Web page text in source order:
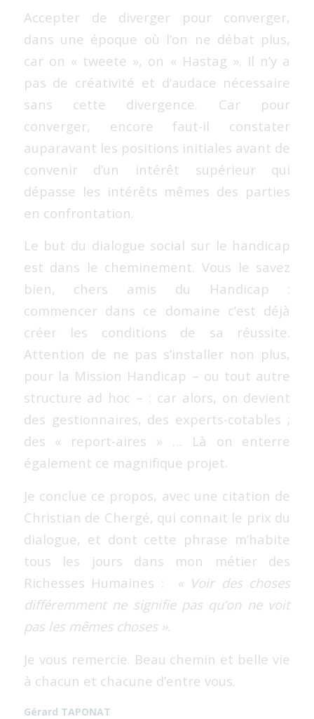
Accepter de diverger pour converger,
dans une époque où l’on ne débat plus,
car on « tweete », on « Hastag ». Il n’y a
pas de créativité et d’audace nécessaire
sans cette divergence. Car pour
converger, encore faut-il constater
auparavant les positions initiales avant de
convenir d’un intérêt supérieur qui
dépasse les intérêts mêmes des parties
en confrontation.
Le but du dialogue social sur le handicap
est dans le cheminement. Vous le savez
bien, chers amis du Handicap :
commencer dans ce domaine c’est déjà
créer les conditions de sa réussite.
Attention de ne pas s’installer non plus,
pour la Mission Handicap – ou tout autre
structure ad hoc – : car alors, on devient
des gestionnaires, des experts-cotables ;
des « report-aires » … Là on enterre
également ce magnifique projet.
Je conclue ce propos, avec une citation de
Christian de Chergé, qui connait le prix du
dialogue, et dont cette phrase m’habite
tous les jours dans mon métier des
Richesses Humaines :
« Voir des choses
différemment ne signifie pas qu’on ne voit
pas les mêmes choses ».
Je vous remercie. Beau chemin et belle vie
à chacun et chacune d’entre vous.
Gérard TAPONAT